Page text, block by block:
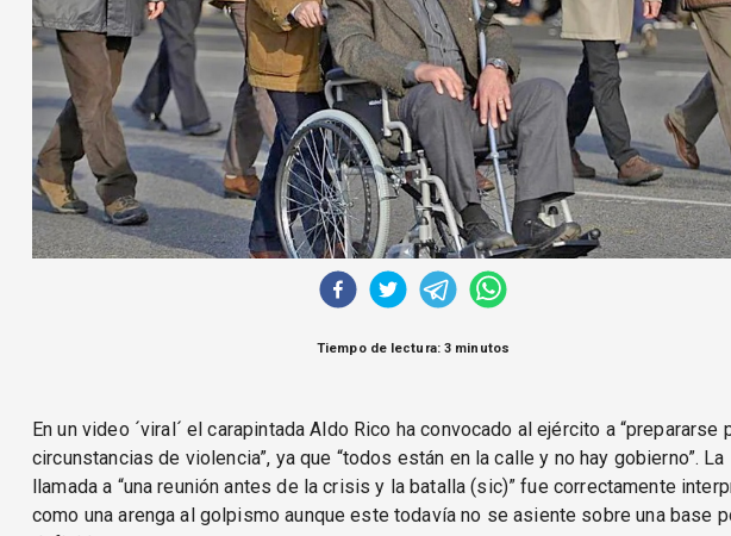
Tiempo de lectura: 3 minutos
En un video ´viral´ el carapintada Aldo Rico ha convocado al ejército a “prepararse
circunstancias de violencia”, ya que “todos están en la calle y no hay gobierno”. La
llamada a “una reunión antes de la crisis y la batalla (sic)” fue correctamente
como una arenga al golpismo aunque este todavía no se asiente sobre una base